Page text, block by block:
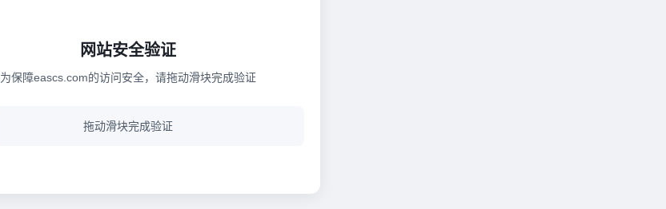
网站安全验证
为保障eascs.com的访问安全，请拖动滑块完成验证
拖动滑块完成验证